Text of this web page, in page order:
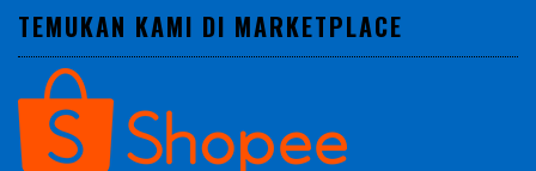
TEMUKAN KAMI DI MARKETPLACE